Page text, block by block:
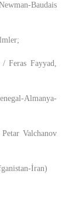
Baudais
Feras Fayyad,
Almanya-
Valchanov
İran)